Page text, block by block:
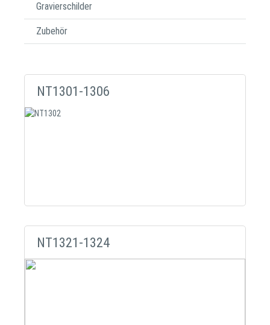
Gravierschilder
Zubehör
NT1301-1306
NT1321-1324